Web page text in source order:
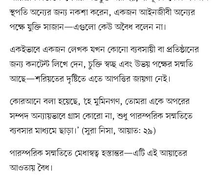
স্থপতি অন্যের জন্য নকশা করেন, একজন আইনজীবী অন্যের
পক্ষে যুক্তি সাজান—এগুলো কেউ অবৈধ বলেন না।
একইভাবে একজন লেখক যখন কোনো ব্যবসায়ী বা প্রতিষ্ঠানের
জন্য কনটেন্ট লিখে দেন, চুক্তি স্বচ্ছ এবং উভয় পক্ষের সম্মতি
আছে—শরিয়তের দৃষ্টিতে এতে আপত্তির জায়গা নেই।
কোরআনে বলা হয়েছে, ‘হে মুমিনগণ, তোমরা একে অপরের
সম্পদ অন্যায়ভাবে গ্রাস কোরো না, শুধু পারস্পরিক সম্মতিতে
ব্যবসার মাধ্যমে ছাড়া।’ (সুরা নিসা, আয়াত: ২৯)
পারস্পরিক সম্মতিতে মেধাস্বত্ব হস্তান্তর—এটি এই আয়াতের
আওতায় বৈধ।